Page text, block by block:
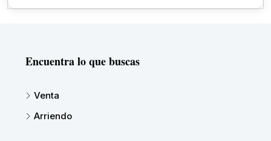
Encuentra lo que buscas
Venta
Arriendo